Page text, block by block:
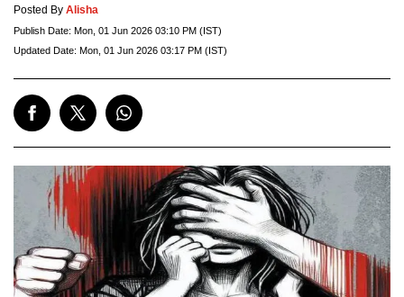
Posted By Alisha
Publish Date: Mon, 01 Jun 2026 03:10 PM (IST)
Updated Date: Mon, 01 Jun 2026 03:17 PM (IST)